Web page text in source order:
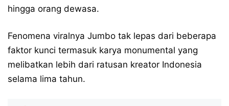
hingga orang dewasa.
Fenomena viralnya Jumbo tak lepas dari beberapa
faktor kunci termasuk karya monumental yang
melibatkan lebih dari ratusan kreator Indonesia
selama lima tahun.